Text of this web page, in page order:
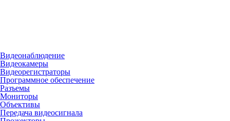
Видеонаблюдение
Видеокамеры
Видеорегистраторы
Программное обеспечение
Разъемы
Мониторы
Объективы
Передача видеосигнала